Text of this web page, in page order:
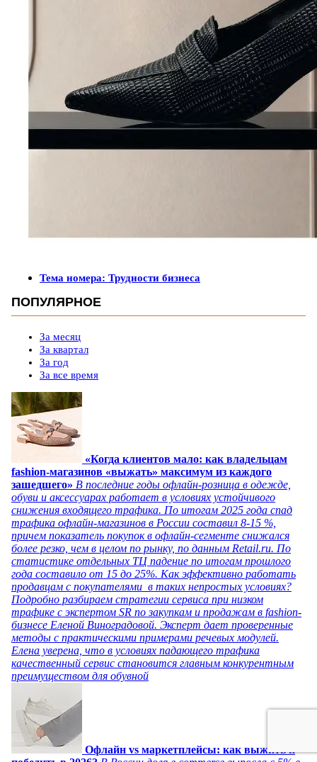
Тема номера: Трудности бизнеса
ПОПУЛЯРНОЕ
За месяц
За квартал
За год
За все время
«Когда клиентов мало: как владельцам
fashion-магазинов «выжать» максимум из каждого
зашедшего» В последние годы офлайн-розница в одежде,
обуви и аксессуарах работает в условиях устойчивого
снижения входящего трафика. По итогам 2025 года спад
трафика офлайн-магазинов в России составил 8-15 %,
причем показатель покупок в офлайн-сегменте снижался
более резко, чем в целом по рынку, по данным Retail.ru. По
статистике отдельных ТЦ падение по итогам прошлого
года составило от 15 до 25%. Как эффективно работать
продавцам с покупателями в таких непростых условиях?
Подробно разбираем стратегии сервиса при низком
трафике с экспертом SR по закупкам и продажам в fashion-
бизнесе Еленой Виноградовой. Эксперт дает проверенные
методы с практическими примерами речевых модулей.
Елена уверена, что в условиях падающего трафика
качественный сервис становится главным конкурентным
преимуществом для обувной
Офлайн vs маркетплейсы: как выжить и